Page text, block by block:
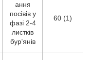
ання
посівів у
фазі 2-4
листків
бур'янів
60 (1)